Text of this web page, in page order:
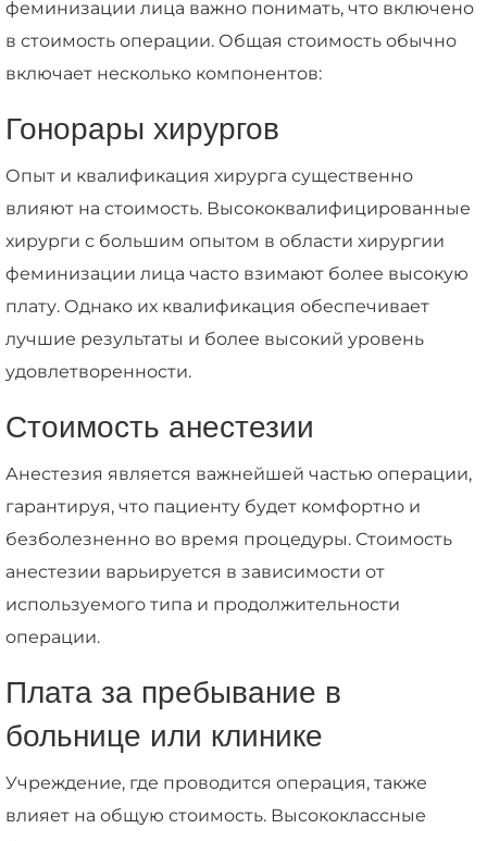
феминизации лица важно понимать, что включено
в стоимость операции. Общая стоимость обычно
включает несколько компонентов:
Гонорары хирургов
Опыт и квалификация хирурга существенно
влияют на стоимость. Высококвалифицированные
хирурги с большим опытом в области хирургии
феминизации лица часто взимают более высокую
плату. Однако их квалификация обеспечивает
лучшие результаты и более высокий уровень
удовлетворенности.
Стоимость анестезии
Анестезия является важнейшей частью операции,
гарантируя, что пациенту будет комфортно и
безболезненно во время процедуры. Стоимость
анестезии варьируется в зависимости от
используемого типа и продолжительности
операции.
Плата за пребывание в
больнице или клинике
Учреждение, где проводится операция, также
влияет на общую стоимость. Высококлассные